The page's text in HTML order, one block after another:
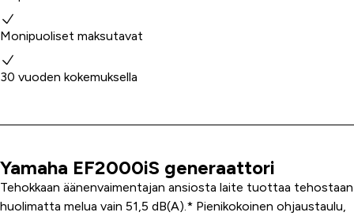
Monipuoliset maksutavat
30 vuoden kokemuksella
Tuoteinfo
Yamaha EF2000iS generaattori
Tehokkaan äänenvaimentajan ansiosta laite tuottaa tehostaan
huolimatta melua vain 51,5 dB(A).* Pienikokoinen ohjaustaulu,